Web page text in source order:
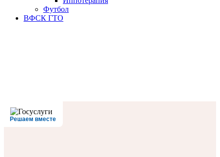
Футбол
ВФСК ГТО
Решаем вместе